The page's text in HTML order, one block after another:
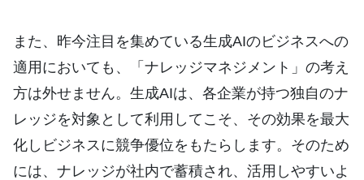
また、昨今注目を集めている生成AIのビジネスへの
適用においても、「ナレッジマネジメント」の考え
方は外せません。生成AIは、各企業が持つ独自のナ
レッジを対象として利用してこそ、その効果を最大
化しビジネスに競争優位をもたらします。そのため
には、ナレッジが社内で蓄積され、活用しやすいよ